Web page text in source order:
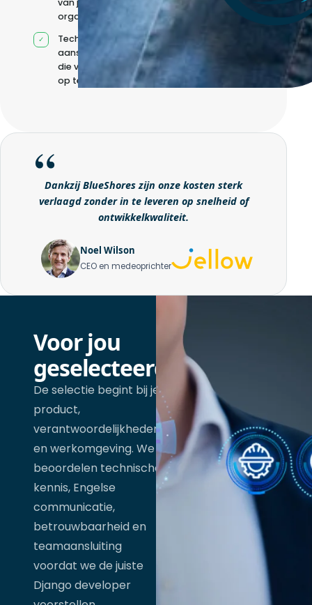
van jouw
organisatie
Technische
aansturing zonder
die volledig intern
op te bouwen
Dankzij BlueShores zijn onze kosten sterk
verlaagd zonder in te leveren op snelheid of
ontwikkelkwaliteit.
Noel Wilson
CEO en medeoprichter
Voor jou
geselecteerd
De selectie begint bij je
product,
verantwoordelijkheden
en werkomgeving. We
beoordelen technische
kennis, Engelse
communicatie,
betrouwbaarheid en
teamaansluiting
voordat we de juiste
Django developer